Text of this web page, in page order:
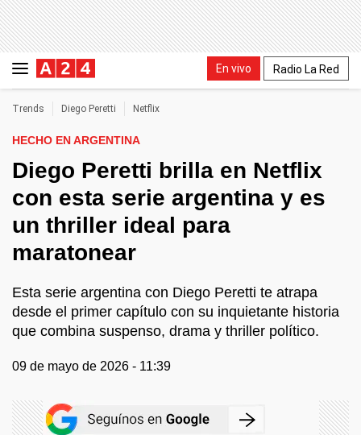
En vivo Radio La Red
Trends Diego Peretti Netflix
HECHO EN ARGENTINA
Diego Peretti brilla en Netflix
con esta serie argentina y es
un thriller ideal para
maratonear
Esta serie argentina con Diego Peretti te atrapa
desde el primer capítulo con su inquietante historia
que combina suspenso, drama y thriller político.
09 de mayo de 2026 - 11:39